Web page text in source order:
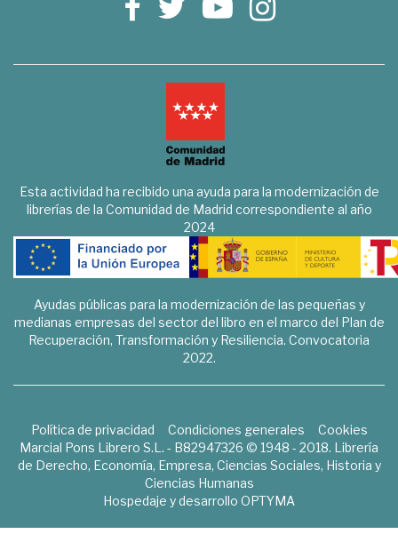
Esta actividad ha recibido una ayuda para la modernización de
librerías de la Comunidad de Madrid correspondiente al año
2024
Ayudas públicas para la modernización de las pequeñas y
medianas empresas del sector del libro en el marco del Plan de
Recuperación, Transformación y Resiliencia. Convocatoria
2022.
Política de privacidad Condiciones generales
Cookies
Marcial Pons Librero S.L. - B82947326 © 1948 - 2018. Librería
de Derecho, Economía, Empresa, Ciencias Sociales, Historia y
Ciencias Humanas
Hospedaje y desarrollo OPTYMA